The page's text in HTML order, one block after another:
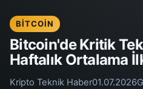
BITCOIN
Bitcoin'de Kritik
Haftalık Ortalama
Kripto Teknik Haber01.07.2026